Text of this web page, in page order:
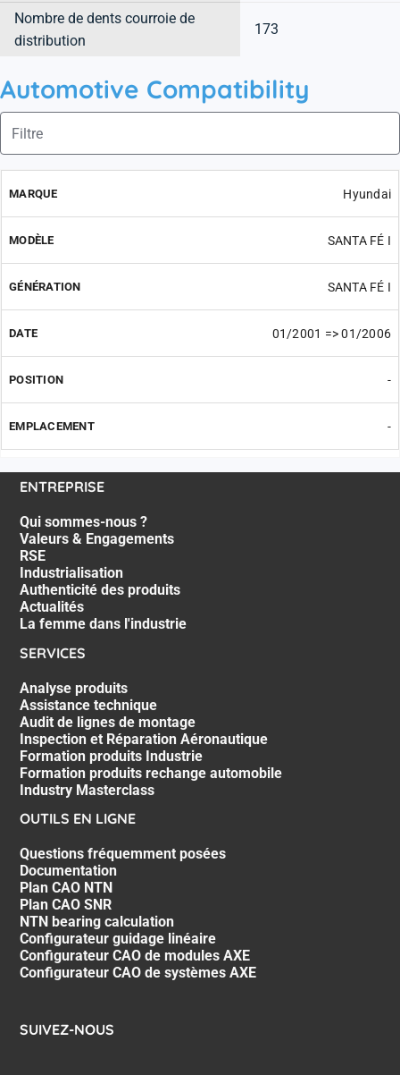
Nombre de dents courroie de
distribution
173
Automotive Compatibility
Hyundai
SANTA FÉ I
SANTA FÉ I
01/2001 => 01/2006
-
-
ENTREPRISE
Qui sommes-nous ?
Valeurs & Engagements
RSE
Industrialisation
Authenticité des produits
Actualités
La femme dans l'industrie
SERVICES
Analyse produits
Assistance technique
Audit de lignes de montage
Inspection et Réparation Aéronautique
Formation produits Industrie
Formation produits rechange automobile
Industry Masterclass
OUTILS EN LIGNE
Questions fréquemment posées
Documentation
Plan CAO NTN
Plan CAO SNR
NTN bearing calculation
Configurateur guidage linéaire
Configurateur CAO de modules AXE
Configurateur CAO de systèmes AXE
SUIVEZ-NOUS